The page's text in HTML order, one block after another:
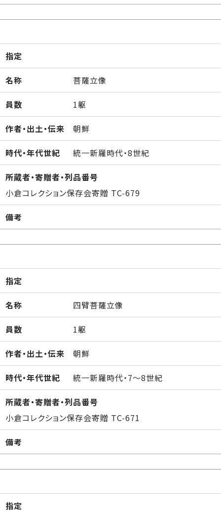
指定
名称 菩薩立像
員数 1躯
作者・出土・伝来 朝鮮
時代・年代世紀 統一新羅時代・8世紀
所蔵者・寄贈者・列品番号
小倉コレクション保存会寄贈 TC-679
備考
指定
名称 四臂菩薩立像
員数 1躯
作者・出土・伝来 朝鮮
時代・年代世紀 統一新羅時代・7～8世紀
所蔵者・寄贈者・列品番号
小倉コレクション保存会寄贈 TC-671
備考
指定